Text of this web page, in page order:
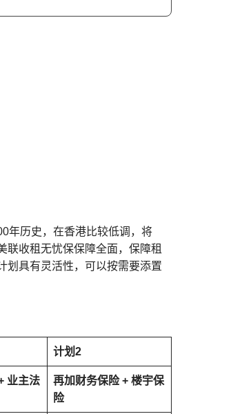
年历史，在香港比较低调，将
联收租无忧保保障全面，保障租
划具有灵活性，可以按需要添置
计划2
业主法
再加财务保险 + 楼宇保
险